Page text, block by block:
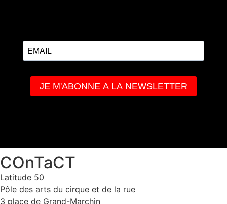
COnTaCT
Latitude 50
Pôle des arts du cirque et de la rue
3 place de Grand-Marchin